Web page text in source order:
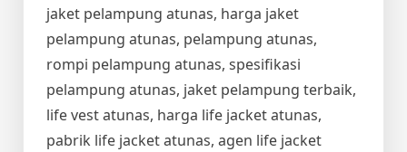
jaket pelampung atunas, harga jaket
pelampung atunas, pelampung atunas,
rompi pelampung atunas, spesifikasi
pelampung atunas, jaket pelampung terbaik,
life vest atunas, harga life jacket atunas,
pabrik life jacket atunas, agen life jacket